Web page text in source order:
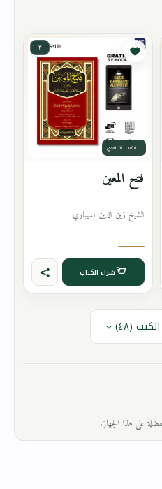
٢
الفقه الشافعي
فتح المعين
الشيخ زين الدين المليباري
شراء الكتاب
(٤٨)
على هذا الجهاز.